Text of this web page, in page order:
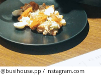
@busihouse.pp / Instagram.com